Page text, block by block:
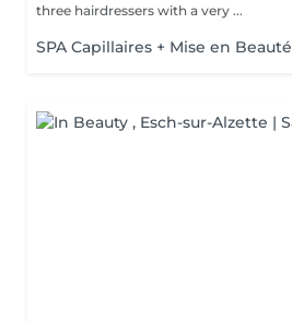
three hairdressers with a very ...
SPA Capillaires + Mise en Beauté